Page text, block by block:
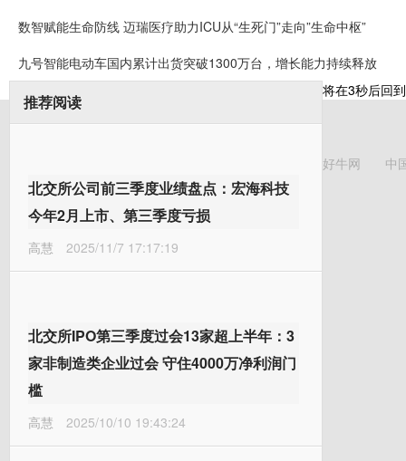
数智赋能生命防线 迈瑞医疗助力ICU从“生死门”走向”生命中枢”
九号智能电动车国内累计出货突破1300万台，增长能力持续释放
推荐阅读
北交所公司前三季度业绩盘点：宏海科技
今年2月上市、第三季度亏损
高慧 2025/11/7 17:17:19
北交所IPO第三季度过会13家超上半年：3
家非制造类企业过会 守住4000万净利润门
槛
高慧 2025/10/10 19:43:24
将在3秒后回
好牛网 中